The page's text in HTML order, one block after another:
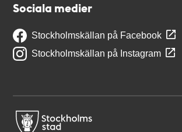
Sociala medier
Stockholmskällan på Facebook
Stockholmskällan på Instagram